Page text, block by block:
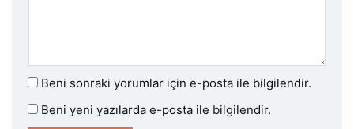
Beni sonraki yorumlar için e-posta ile bilgilendir.
Beni yeni yazılarda e-posta ile bilgilendir.